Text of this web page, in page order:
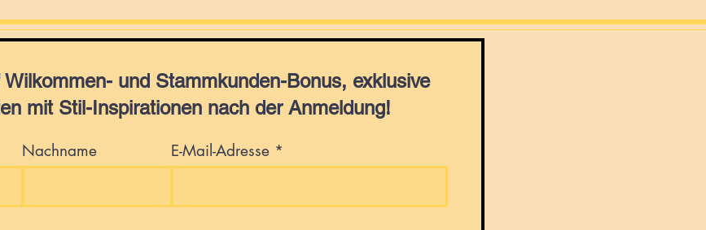
und Stammkunden-Bonus, exklusive
mit Stil-Inspirationen nach der Anmeldung!
Nachname E-Mail-Adresse